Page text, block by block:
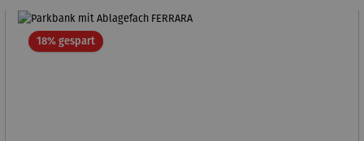
18% gespartRabatt